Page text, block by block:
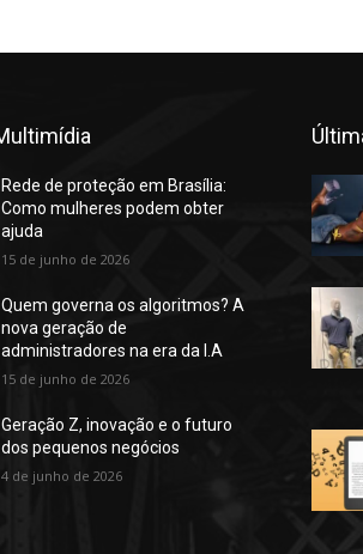
Rede de proteção em Brasília:
Como mulheres podem obter
ajuda
15 de junho de 2026
Quem governa os algoritmos? A
nova geração de
administradores na era da I.A
15 de junho de 2026
Geração Z, inovação e o futuro
dos pequenos negócios
4 de junho de 2026